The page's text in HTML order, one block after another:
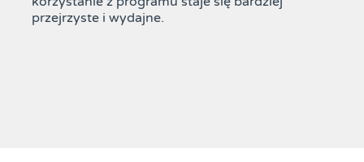
przejrzyste i wydajne.